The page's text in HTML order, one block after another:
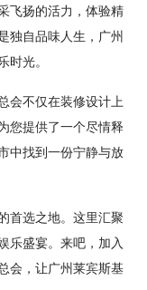
飞扬的活力，体验精
独自品味人生，广州
光。
会不仅在装修设计上
您提供了一个尽情释
中找到一份宁静与放
首选之地。这里汇聚
乐盛宴。来吧，加入
会，让广州莱宾斯基